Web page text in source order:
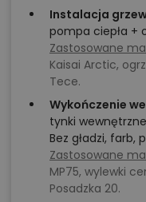
Instalacja
pompa ciepła +
Zastosowane
Kaisai Arctic,
Tece.
Wykończenie
tynki
Bez gładzi, farb,
Zastosowane
MP75, wylewki
Posadzka 20.